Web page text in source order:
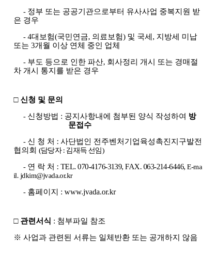
- 정부 또는 공공기관으로부터 유사사업 중복지원 받
은 경우
- 4대보험(국민연금, 의료보험) 및 국세 , 지방세 미납
또는 3개월 이상 연체 중인 업체
- 부도 등으로 인한 파산, 회사정리 개시 또는 경매절
차 개시 통지를 받은 경우
□ 신청 및 문의
- 신청방법 : 공지사항내에 첨부된 양식 작성하여 방
문접수
- 신 청 처 : 사단법인 전주벤처기업육성촉진지구발전
협의회 (담당자: 김재득 선임)
- 연 락 처 : TEL. 070-4176-3139, FAX. 063-214-6446,E-ma
il. jdkim@jvada.or.kr
- 홈페이지 : www.jvada.or.kr
□ 관련서식 : 첨부파일 참조
※ 사업과 관련된 서류는 일체반환 또는 공개하지 않음